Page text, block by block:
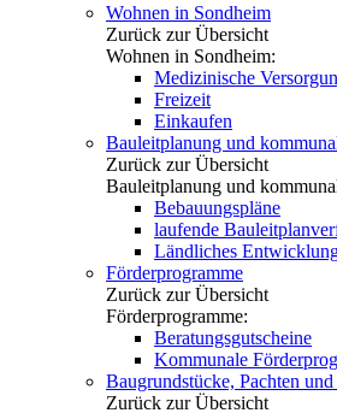
Wohnen in Sondheim
Zurück zur Übersicht
Wohnen in Sondheim:
Medizinische
Freizeit
Einkaufen
Bauleitplanung und
Zurück zur Übersicht
Bauleitplanung und
Bebauungspläne
laufende
Ländliches
Förderprogramme
Zurück zur Übersicht
Förderprogramme:
Beratungsgutscheine
Kommunale
Baugrundstücke, Pachten
Zurück zur Übersicht